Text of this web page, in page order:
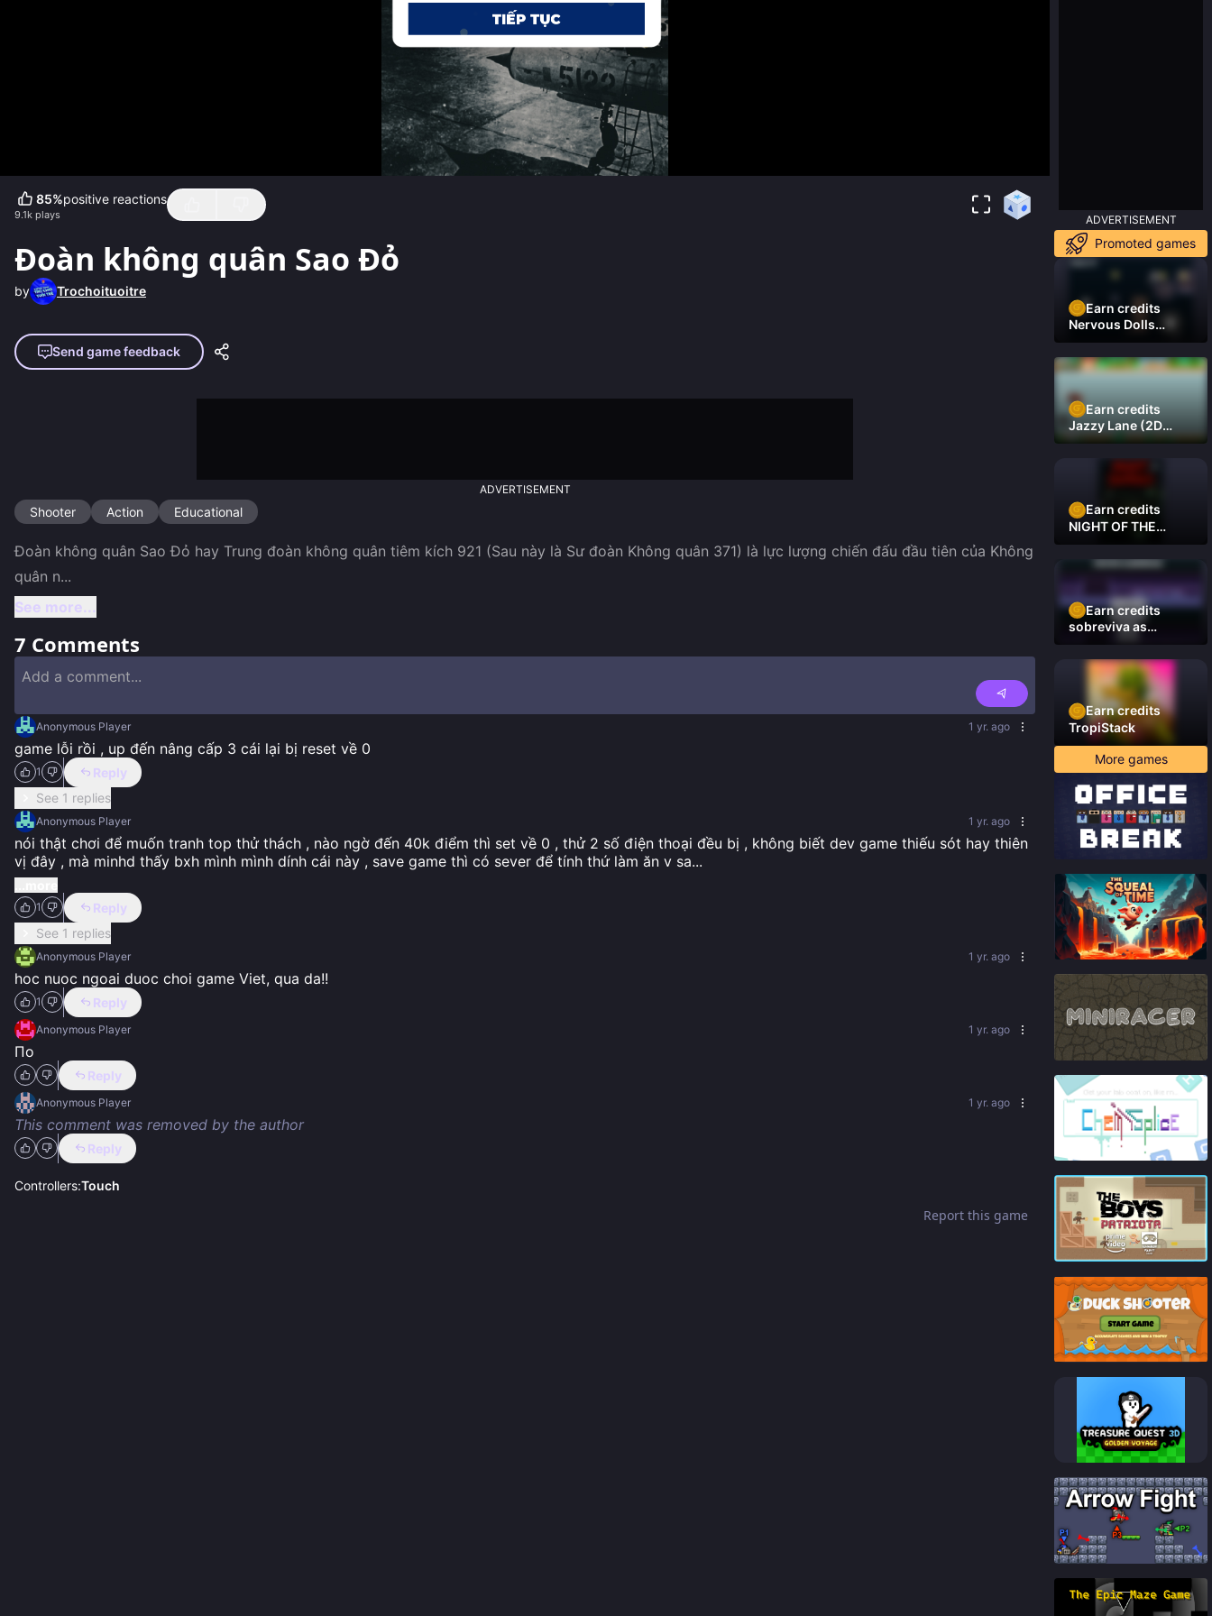
85%positive reactions
9.1k plays
Đoàn không quân Sao Đỏ
by Trochoituoitre
Send game feedback
ADVERTISEMENT
Shooter Action Educational
Đoàn không quân Sao Đỏ hay Trung đoàn không quân tiêm kích 921 (Sau này là Sư đoàn Không quân 371) là lực lượng chiến đấu đầu tiên của Không
quân n...
See more...
7 Comments
Anonymous Player 1 yr. ago
game lỗi rồi , up đến nâng cấp 3 cái lại bị reset về 0
1
Reply
See 1 replies
Anonymous Player 1 yr. ago
nói thật chơi để muốn tranh top thử thách , nào ngờ đến 40k điểm thì set về 0 , thử 2 số điện thoại đều bị , không biết dev game thiếu sót hay thiên
vị đây , mà minhd thấy bxh mình mình dính cái này , save game thì có sever để tính thứ làm ăn v sa...
1
Reply
See 1 replies
Anonymous Player 1 yr. ago
hoc nuoc ngoai duoc choi game Viet, qua da!!
1 Reply
Anonymous Player 1 yr. ago
По
Reply
Anonymous Player 1 yr. ago
This comment was removed by the author
Reply
Controllers:Touch
Report this game
ADVERTISEMENT
Promoted games
Earn credits
Nervous Dolls
(Platformer)
Earn credits
Jazzy Lane (2D
Laner Racer)
Earn credits
NIGHT OF THE
DAMNED
Earn credits
sobreviva as
plataformas
Earn credits
TropiStack
More games
87%
65%
84 %
81 %
82%
90%
82%
88%